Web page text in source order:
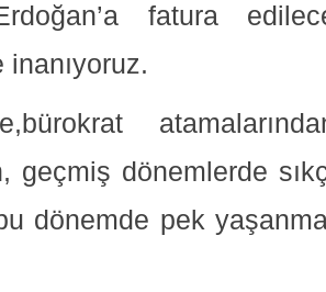
fatura
geçmiş dönemlerde
dönemde pek